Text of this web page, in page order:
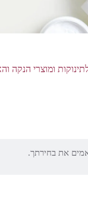
ומוצרי הנקה
את בחירתך.